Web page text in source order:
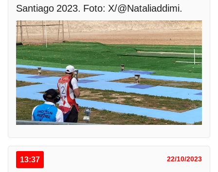
Santiago 2023. Foto: X/@Nataliaddimi.
13:37 22/10/2023